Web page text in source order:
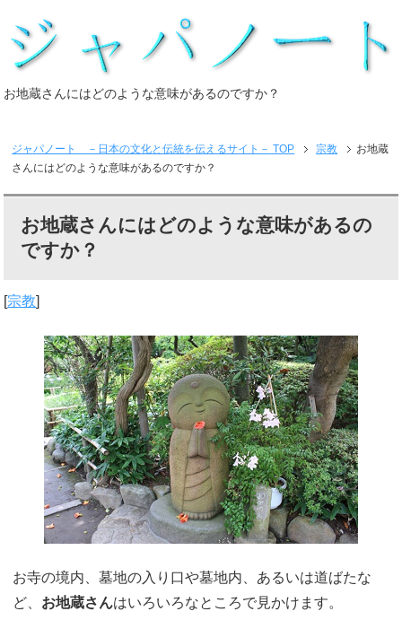
お地蔵さんにはどのような意味があるのですか？
ジャパノート －日本の文化と伝統を伝えるサイト－ TOP 宗教
お地蔵
さんにはどのような意味があるのですか？
お地蔵さんにはどのような意味があるの
ですか？
[宗教]
お寺の境内、墓地の入り口や墓地内、あるいは道ばたな
ど、 お地蔵さんはいろいろなところで見かけます。